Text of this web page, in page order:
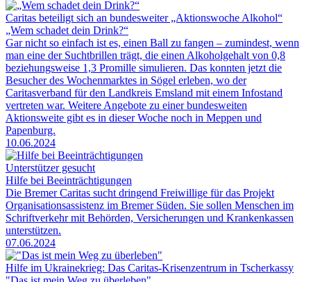
Caritas beteiligt sich an bundesweiter „Aktionswoche Alkohol“
„Wem schadet dein Drink?“
Gar nicht so einfach ist es, einen Ball zu fangen – zumindest, wenn
man eine der Suchtbrillen trägt, die einen Alkoholgehalt von 0,8
beziehungsweise 1,3 Promille simulieren. Das konnten jetzt die
Besucher des Wochenmarktes in Sögel erleben, wo der
Caritasverband für den Landkreis Emsland mit einem Infostand
vertreten war. Weitere Angebote zu einer bundesweiten
Aktionsweite gibt es in dieser Woche noch in Meppen und
Papenburg.
10.06.2024
Unterstützer gesucht
Hilfe bei Beeinträchtigungen
Die Bremer Caritas sucht dringend Freiwillige für das Projekt
Organisationsassistenz im Bremer Süden. Sie sollen Menschen im
Schriftverkehr mit Behörden, Versicherungen und Krankenkassen
unterstützen.
07.06.2024
Hilfe im Ukrainekrieg: Das Caritas-Krisenzentrum in Tscherkassy